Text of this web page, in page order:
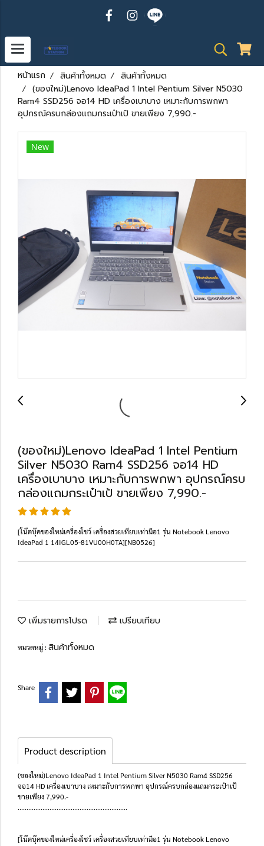
หน้าแรก สินค้าทั้งหมด
สินค้าทั้งหมด
(ของใหม่)Lenovo IdeaPad 1 Intel Pentium Silver N5030
Ram4 SSD256 จอ14 HD เครื่องเบาบาง เหมาะกับการพกพา
อุปกรณ์ครบกล่องแถมกระเป๋าเป้ ขายเพียง 7,990.-
New
(ของใหม่)Lenovo IdeaPad 1 Intel Pentium
Silver N5030 Ram4 SSD256 จอ14 HD
เครื่องเบาบาง เหมาะกับการพกพา อุปกรณ์ครบ
กล่องแถมกระเป๋าเป้ ขายเพียง 7,990.-
[โน๊ตบุ๊คของใหม่เครื่องโชว์ เครื่องสวยเทียบเท่ามือ1 รุ่น Notebook Lenovo
IdeaPad 1 14IGL05-81VU00H0TA][NB0526]
เพิ่มรายการโปรด เปรียบเทียบ
หมวดหมู่ :สินค้าทั้งหมด
Share
Product description
(ของใหม่)Lenovo IdeaPad 1 Intel Pentium Silver N5030 Ram4 SSD256
จอ14 HD เครื่องเบาบาง เหมาะกับการพกพา อุปกรณ์ครบกล่องแถมกระเป๋าเป้
ขายเพียง 7,990.-
..............................................................
[โน๊ตบุ๊คของใหม่เครื่องโชว์ เครื่องสวยเทียบเท่ามือ1 รุ่น Notebook Lenovo